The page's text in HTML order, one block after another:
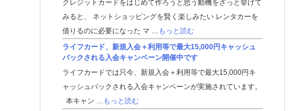
クレジットカードをはじめて作ろうと思う動機をざっと挙げて
みると、 ネットショッピングを賢く楽しみたい レンタカーを
借りるのに必要になった マ …
もっと読む
ライフカード、新規入会＋利用等で最大15,000円キャッシュ
バックされる入会キャンペーン開催中です
ライフカードでは只今、新規入会＋利用等で最大15,000円キ
ャッシュバックされる入会キャンペーンが実施されています。
本キャン …
もっと読む